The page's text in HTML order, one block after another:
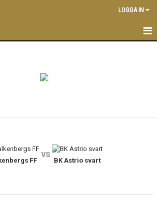
LOGGA IN
FF
vs
BK Astrio svart